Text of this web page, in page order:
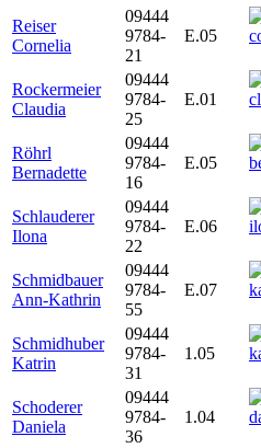
Reiser
Cornelia
09444
9784-
21
E.05
Rockermeier
Claudia
09444
9784-
25
E.01
Röhrl
Bernadette
09444
9784-
16
E.05
Schlauderer
Ilona
09444
9784-
22
E.06
Schmidbauer
Ann-Kathrin
09444
9784-
55
E.07
Schmidhuber
Katrin
09444
9784-
31
1.05
Schoderer
Daniela
09444
9784-
36
1.04